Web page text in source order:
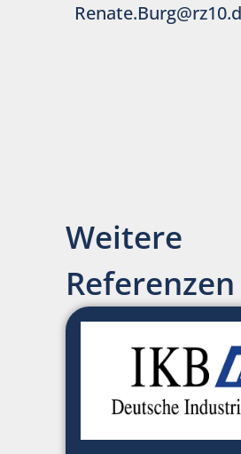
Weitere
Referenzen